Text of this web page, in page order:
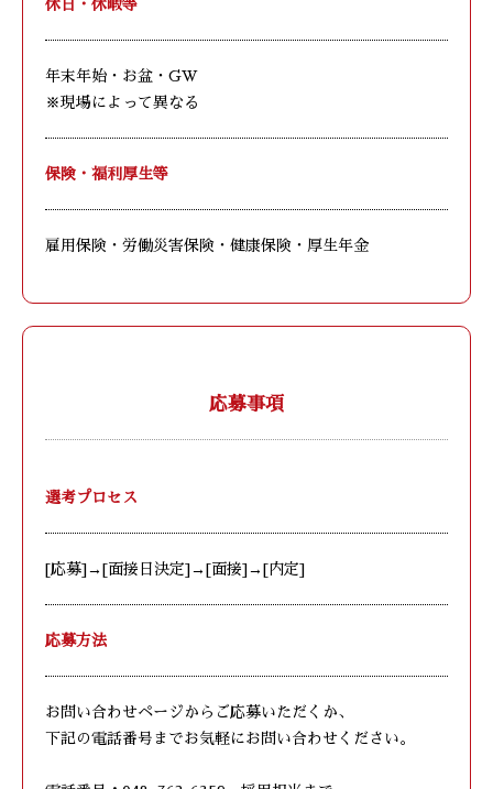
休日・休暇等
年末年始・お盆・GW
※現場によって異なる
保険・福利厚生等
雇用保険・労働災害保険・健康保険・厚生年金
応募事項
選考プロセス
[応募]→[面接日決定]→[面接]→[内定]
応募方法
お問い合わせページからご応募いただくか、
下記の電話番号までお気軽にお問い合わせください。